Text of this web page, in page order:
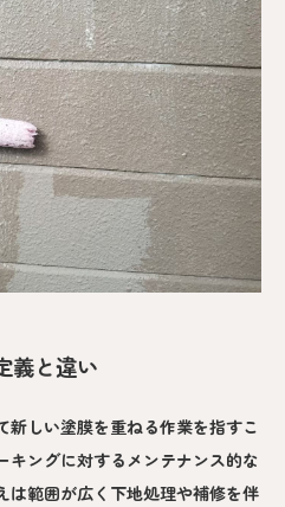
義と違い
新しい塗膜を重ねる作業を指すこ
キングに対するメンテナンス的な
は範囲が広く下地処理や補修を伴